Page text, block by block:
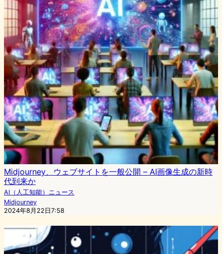
Midjourney、ウェブサイトを一般公開 – AI画像生成の新時
代到来か
AI（人工知能）ニュース
Midjourney
2024年8月22日7:58